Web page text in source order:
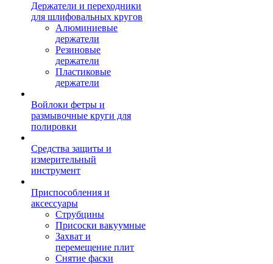
Держатели и переходники
для шлифовальных кругов
Алюминиевые
держатели
Резиновые
держатели
Пластиковые
держатели
Войлоки фетры и
размывочные круги для
полировки
Средства защиты и
измерительный
инструмент
Приспособления и
аксессуары
Струбцины
Присоски вакуумные
Захват и
перемещение плит
Снятие фаски